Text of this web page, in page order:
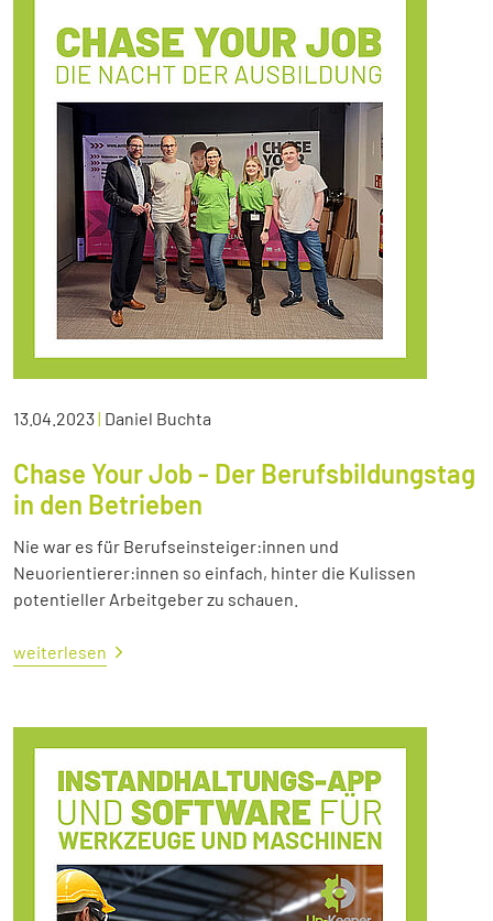
13.04.2023| Daniel Buchta
Chase Your Job - Der Berufsbildungstag
in den Betrieben
Nie war es für Berufseinsteiger:innen und
Neuorientierer:innen so einfach, hinter die Kulissen
potentieller Arbeitgeber zu schauen.
weiterlesen